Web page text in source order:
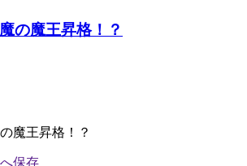
の魔王昇格！？
魔王昇格！？